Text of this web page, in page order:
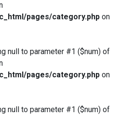
pages/category.php on
null to parameter #1 ($num) of
pages/category.php on
null to parameter #1 ($num) of